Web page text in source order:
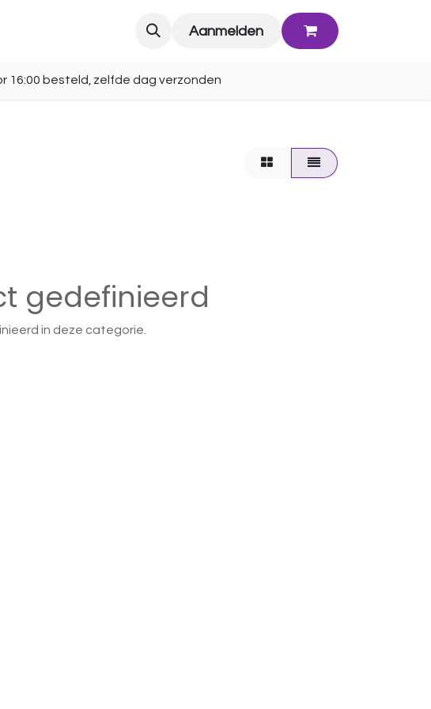
Aanmelden
16:00 besteld, zelfde dag verzonden
gedefinieerd
in deze categorie.